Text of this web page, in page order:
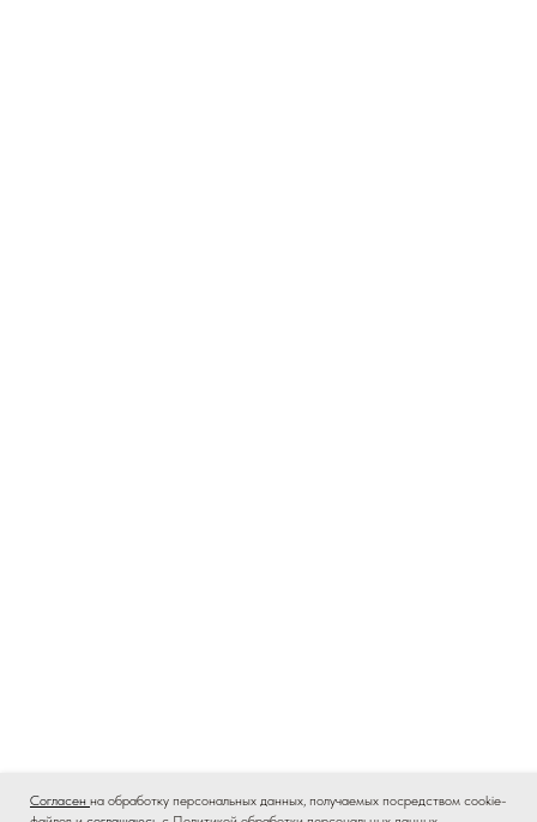
Согласен на обработку персональных данных, получаемых посредством cookie-